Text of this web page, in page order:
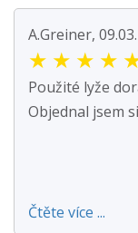
A.Greiner,
★ ★ ★ ★
Použité lyže
Objednal jsem
Čtěte více ...